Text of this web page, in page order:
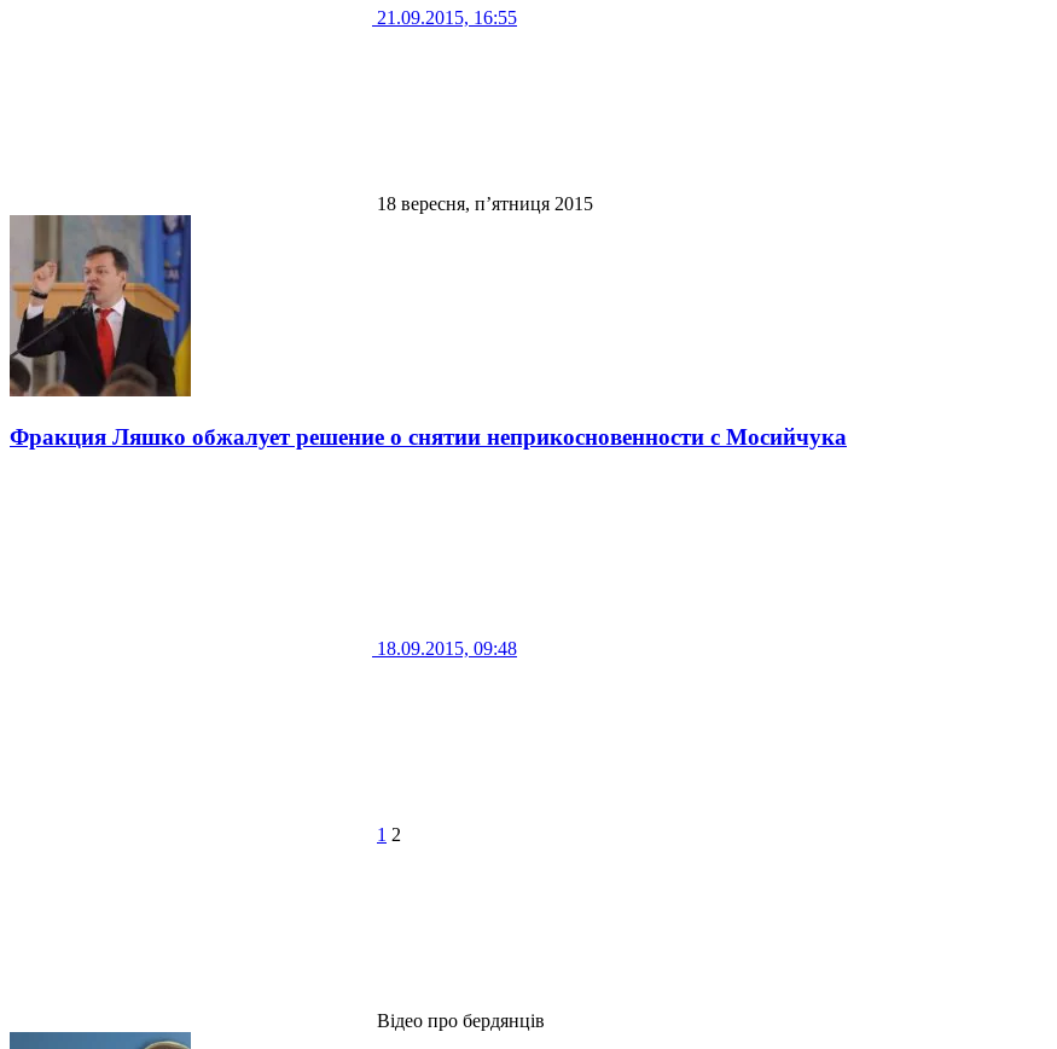
21.09.2015, 16:55
18 вересня, п’ятниця 2015
Фракция Ляшко обжалует решение о снятии неприкосновенности с Мосийчука
18.09.2015, 09:48
1 2
Відео про бердянців